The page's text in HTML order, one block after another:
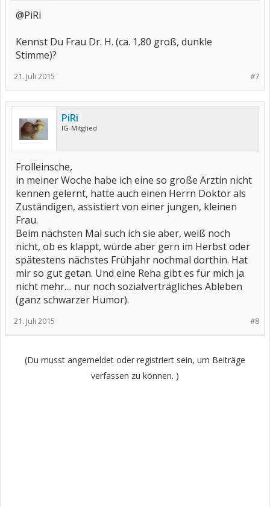
@PiRi
Kennst Du Frau Dr. H. (ca. 1,80 groß, dunkle
Stimme)?
#7
21. Juli 2015
PiRi
IG-Mitglied
Frolleinsche,
in meiner Woche habe ich eine so große Ärztin nicht
kennen gelernt, hatte auch einen Herrn Doktor als
Zuständigen, assistiert von einer jungen, kleinen
Frau.
Beim nächsten Mal such ich sie aber, weiß noch
nicht, ob es klappt, würde aber gern im Herbst oder
spätestens nächstes Frühjahr nochmal dorthin. Hat
mir so gut getan. Und eine Reha gibt es für mich ja
nicht mehr.... nur noch sozialverträgliches Ableben
(ganz schwarzer Humor).
#8
21. Juli 2015
(Du musst angemeldet oder registriert sein, um Beiträge
verfassen zu können. )